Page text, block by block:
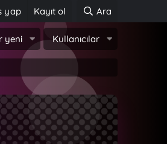
yap Kayıt ol Ara
yeni Kullanıcılar